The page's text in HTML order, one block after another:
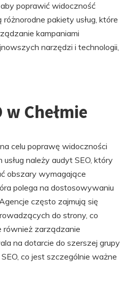
poprawić widoczność
pakiety usług, które
kampaniami
narzędzi i technologii,
Chełmie
celu poprawę widoczności
należy audyt SEO, który
obszary wymagające
polega na dostosowywaniu
często zajmują się
do strony, co
również zarządzanie
na dotarcie do szerszej grupy
co jest szczególnie ważne